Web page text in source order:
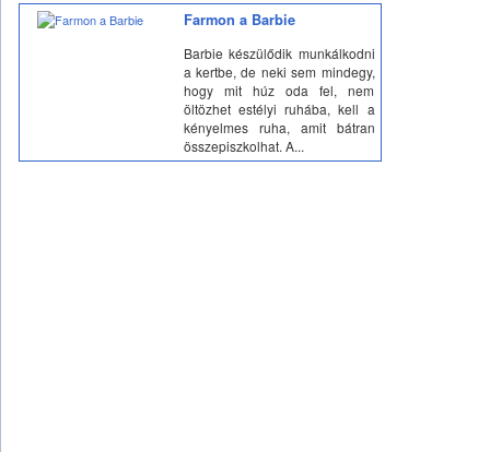
Farmon a Barbie
Barbie készülődik munkálkodni
a kertbe, de neki sem mindegy,
hogy mit húz oda fel, nem
öltözhet estélyi ruhába, kell a
kényelmes ruha, amit bátran
összepiszkolhat. A...